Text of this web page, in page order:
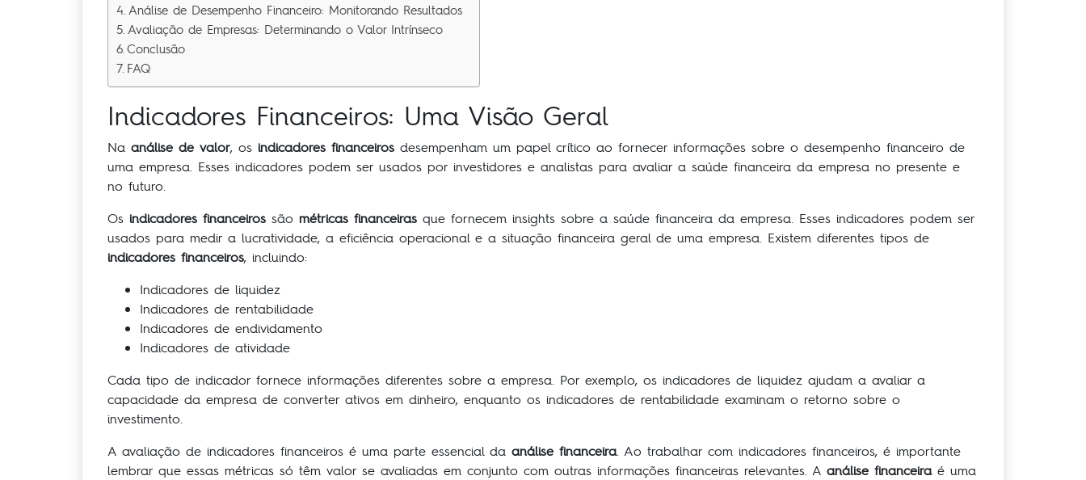
Análise de Desempenho Financeiro: Monitorando Resultados
Avaliação de Empresas: Determinando o Valor Intrínseco
Conclusão
FAQ
Indicadores Financeiros: Uma Visão Geral
Na análise de valor, os indicadores financeiros desempenham um papel crítico ao fornecer informações sobre o desempenho financeiro de
uma empresa. Esses indicadores podem ser usados por investidores e analistas para avaliar a saúde financeira da empresa no presente e
no futuro.
Os indicadores financeiros são métricas financeiras que fornecem insights sobre a saúde financeira da empresa. Esses indicadores podem ser
usados para medir a lucratividade, a eficiência operacional e a situação financeira geral de uma empresa. Existem diferentes tipos de
indicadores financeiros, incluindo:
Indicadores de liquidez
Indicadores de rentabilidade
Indicadores de endividamento
Indicadores de atividade
Cada tipo de indicador fornece informações diferentes sobre a empresa. Por exemplo, os indicadores de liquidez ajudam a avaliar a
capacidade da empresa de converter ativos em dinheiro, enquanto os indicadores de rentabilidade examinam o retorno sobre o
investimento.
A avaliação de indicadores financeiros é uma parte essencial da análise financeira. Ao trabalhar com indicadores financeiros, é importante
lembrar que essas métricas só têm valor se avaliadas em conjunto com outras informações financeiras relevantes. A análise financeiraé uma